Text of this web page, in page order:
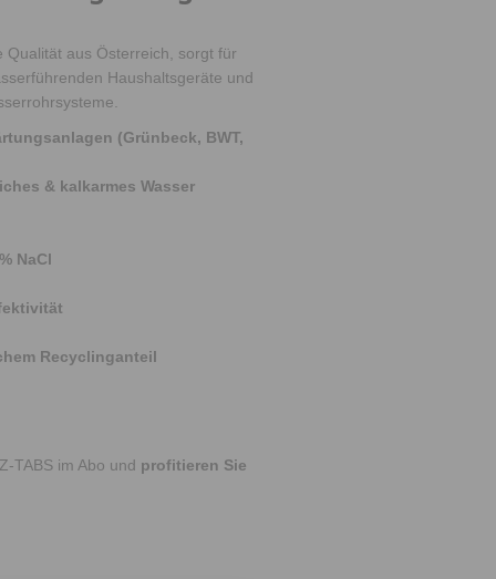
Qualität aus Österreich, sorgt für
Haushaltsgeräte und
(Grünbeck, BWT,
& kalkarmes Wasser
NaCl
Recyclinganteil
TABS im Abo und profitieren Sie